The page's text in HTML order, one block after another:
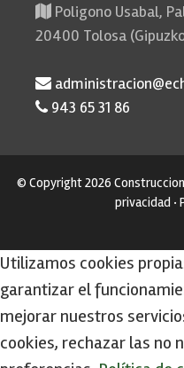
Poligono Usabal,
20400 Tolosa
943 65 31 86
© Copyright 2026
privacidad ·
Utilizamos cookies
garantizar el
mejorar nuestros
cookies, rechazar las no